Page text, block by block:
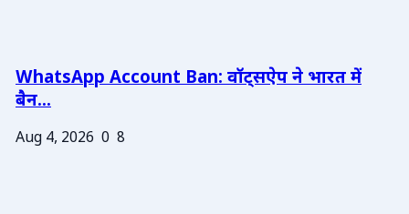
WhatsApp Account Ban: वॉट्सऐप ने भारत में
बैन...
Aug 4, 2026 0 8